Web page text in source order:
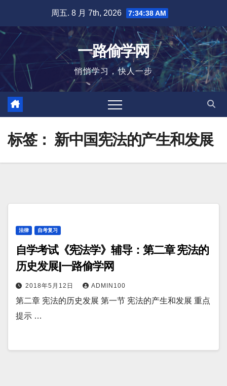
内
容
周五. 8 月 7th, 2026 7:34:39 AM
一路偷学网
悄悄学习，快人一步
标签： 新中国宪法的产生和发展
法律 自考复习
自学考试《宪法学》辅导：第二章 宪法的
历史发展|一路偷学网
2018年5月12日 ADMIN100
第二章 宪法的历史发展 第一节 宪法的产生和发展 重点
提示 …